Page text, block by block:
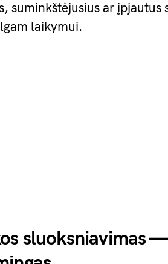
suminkštėjusius ar
laikymui.
sluoksniavimas